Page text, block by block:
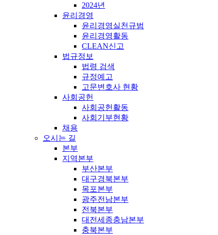
2024년
윤리경영
윤리경영실천규범
윤리경영활동
CLEAN신고
법규정보
법령 검색
규정예고
고문변호사 현황
사회공헌
사회공헌활동
사회기부현황
채용
오시는 길
본부
지역본부
부산본부
대구경북본부
목포본부
광주전남본부
전북본부
대전세종충남본부
충북본부